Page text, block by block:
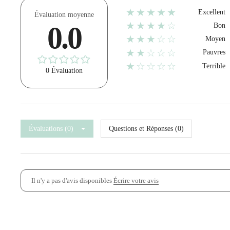
Évaluation moyenne
0.0
0 Évaluation
★★★★★ Excellent
★★★★☆ Bon
★★★☆☆ Moyen
★★☆☆☆ Pauvres
★☆☆☆☆ Terrible
Évaluations (0) Questions et Réponses (0)
Il n'y a pas d'avis disponibles Écrire votre avis